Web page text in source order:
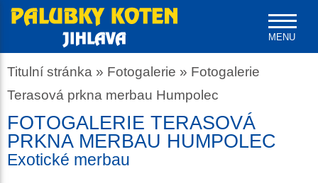
MENU
Titulní stránka » Fotogalerie » Fotogalerie
Terasová prkna merbau Humpolec
FOTOGALERIE TERASOVÁ
PRKNA MERBAU HUMPOLEC
Exotické merbau